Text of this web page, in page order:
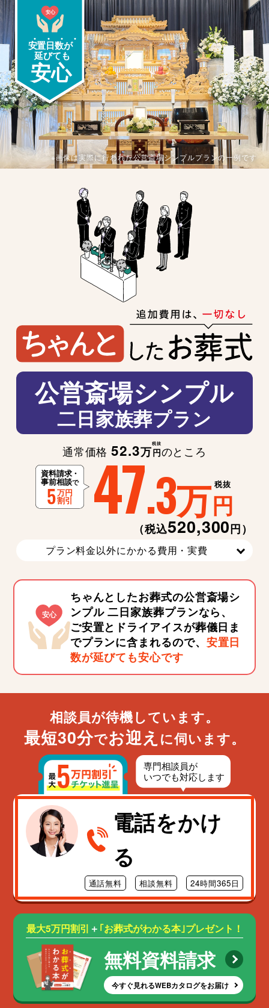
公営斎場シンプル
二日家族葬プラン
通常価格52.3万円
税抜のところ
47.3万円
税抜
（税込520,300円）
プラン料金以外にかかる費用・実費
※画像は実際に行われた公営斎場シンプルプランの一例です
ちゃんとしたお葬式の公営斎場シ
ンプル 二日家族葬プランなら、
ご安置とドライアイスが葬儀日ま
でプランに含まれるので、 安置日
数が延びても安心です
相談員が待機しています。
最短30分でお迎え に伺います。
電話をかけ
る
通話無料 相談無料 24時間365日
最大5万円割引 ＋ ｢お葬式がわかる本｣プレゼント！
無料資料請求
今すぐ見れるWEBカタログをお届け